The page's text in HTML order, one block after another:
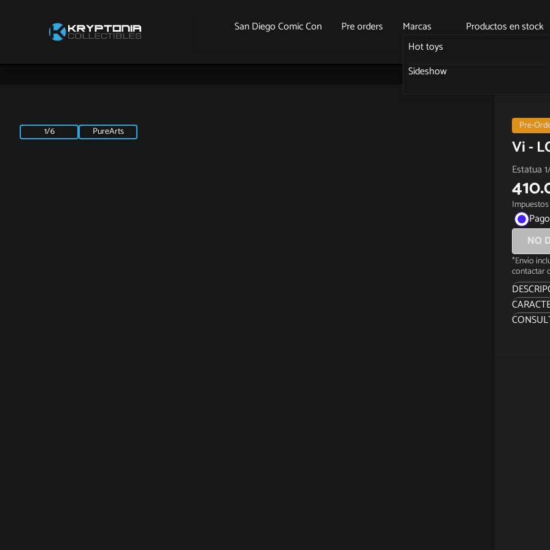
San Diego Comic Con Pre orders
Marcas
Hot toys
Sideshow
Productos en stock
1/6 PureArts Pre-
Vi -
Estatua
NO
*Envío
contactar
“¡Vi